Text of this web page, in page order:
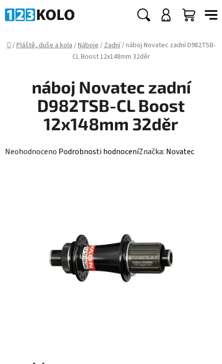
na
Hledat
KOŠÍK
Domů
/Pláště, duše a kola/Náboje/Zadní/náboj Novatec zadní D982TSB-
CL Boost 12x148mm 32děr
náboj Novatec zadní
D982TSB-CL Boost
12x148mm 32děr
Průměrné
Neohodnoceno Podrobnosti hodnoceníZnačka: Novatec